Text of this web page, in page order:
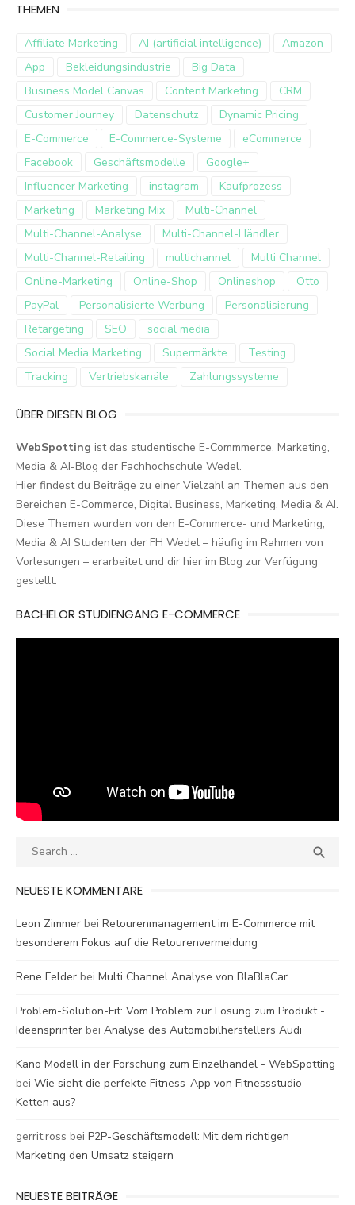
THEMEN
Affiliate Marketing AI (artificial intelligence)
Amazon
App
Bekleidungsindustrie
Big Data
Business Model Canvas
Content Marketing
CRM
Customer Journey
Datenschutz
Dynamic Pricing
E-Commerce
E-Commerce-Systeme
eCommerce
Facebook
Geschäftsmodelle
Google+
Influencer Marketing
instagram
Kaufprozess
Marketing
Marketing Mix
Multi-Channel
Multi-Channel-Analyse
Multi-Channel-Händler
Multi-Channel-Retailing
multichannel
Multi Channel
Online-Marketing
Online-Shop Onlineshop
Otto
PayPal
Personalisierte Werbung
Personalisierung
Retargeting
SEO
social media
Social Media Marketing
Supermärkte
Testing
Tracking
Vertriebskanäle Zahlungssysteme
ÜBER DIESEN BLOG
WebSpotting ist das studentische E-Commmerce, Marketing,
Media & AI-Blog der Fachhochschule Wedel.
Hier findest du Beiträge zu einer Vielzahl an Themen aus den
Bereichen E-Commerce, Digital Business, Marketing, Media & AI.
Diese Themen wurden von den E-Commerce- und Marketing,
Media & AI Studenten der FH Wedel – häufig im Rahmen von
Vorlesungen – erarbeitet und dir hier im Blog zur Verfügung
gestellt.
BACHELOR STUDIENGANG E-COMMERCE
Search

NEUESTE KOMMENTARE
Leon Zimmer bei Retourenmanagement im E-Commerce mit
besonderem Fokus auf die Retourenvermeidung
Rene Felder bei Multi Channel Analyse von BlaBlaCar
Problem-Solution-Fit: Vom Problem zur Lösung zum Produkt -
Ideensprinter bei Analyse des Automobilherstellers Audi
Kano Modell in der Forschung zum Einzelhandel - WebSpotting
bei Wie sieht die perfekte Fitness-App von Fitnessstudio-
Ketten aus?
gerrit.ross bei P2P-Geschäftsmodell: Mit dem richtigen
Marketing den Umsatz steigern
NEUESTE BEITRÄGE